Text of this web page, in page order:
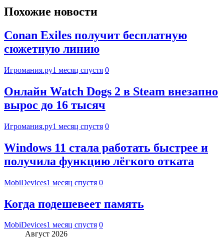
Похожие новости
Conan Exiles получит бесплатную
сюжетную линию
Игромания.ру1 месяц спустя 0
Онлайн Watch Dogs 2 в Steam внезапно
вырос до 16 тысяч
Игромания.ру1 месяц спустя 0
Windows 11 стала работать быстрее и
получила функцию лёгкого отката
MobiDevices1 месяц спустя 0
Когда подешевеет память
MobiDevices1 месяц спустя 0
Август 2026